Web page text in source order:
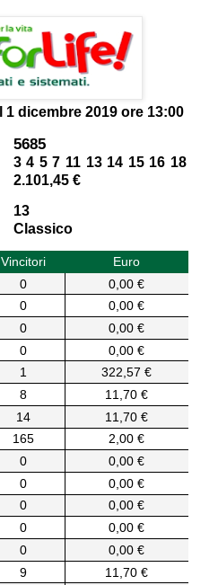
1 dicembre 2019 ore 13:00
5685
3 4 5 7 11 13 14 15 16 18
2.101,45 €
13
Classico
Vincitori
Euro
0
0,00 €
0
0,00 €
0
0,00 €
0
0,00 €
1
322,57 €
8
11,70 €
14
11,70 €
165
2,00 €
0
0,00 €
0
0,00 €
0
0,00 €
0
0,00 €
0
0,00 €
9
11,70 €